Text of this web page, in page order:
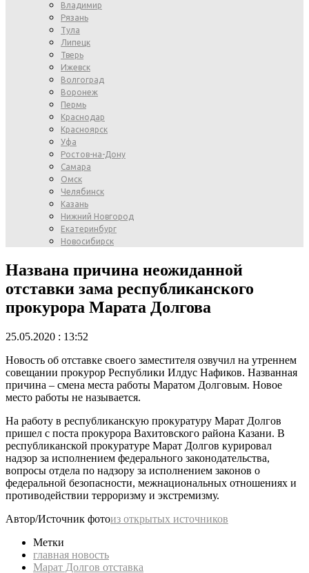
Владимир
Рязань
Тула
Липецк
Тверь
Ижевск
Волгоград
Воронеж
Пермь
Краснодар
Красноярск
Уфа
Ростов-на-Дону
Самара
Омск
Челябинск
Казань
Нижний Новгород
Екатеринбург
Новосибирск
Названа причина неожиданной
отставки зама республиканского
прокурора Марата Долгова
25.05.2020 : 13:52
Новость об отставке своего заместителя озвучил на утреннем
совещании прокурор Республики Илдус Нафиков. Названная
причина – смена места работы Маратом Долговым. Новое
место работы не называется.
На работу в республиканскую прокуратуру Марат Долгов
пришел с поста прокурора Вахитовского района Казани. В
республиканской прокуратуре Марат Долгов курировал
надзор за исполнением федерального законодательства,
вопросы отдела по надзору за исполнением законов о
федеральной безопасности, межнациональных отношениях и
противодействии терроризму и экстремизму.
Автор/Источник фотоиз открытых источников
Метки
главная новость
Марат Долгов отставка